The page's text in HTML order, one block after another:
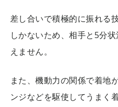
差し合いで積極的に振れる
しかないため、相手と5分
えません。
また、機動力の関係で着地
ンジなどを駆使してうまく